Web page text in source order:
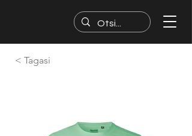
< Tagasi